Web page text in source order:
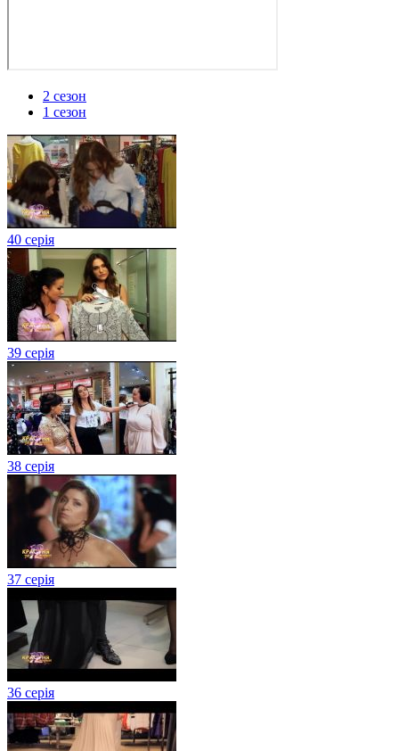
2 сезон
1 сезон
40 серія
39 серія
38 серія
37 серія
36 серія